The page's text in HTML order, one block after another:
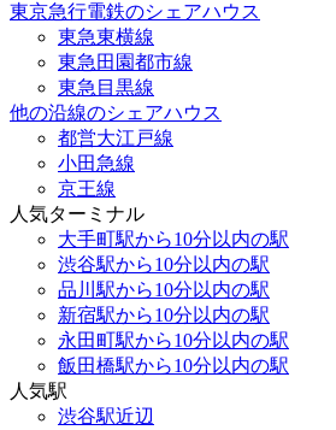
東京急行電鉄のシェアハウス
東急東横線
東急田園都市線
東急目黒線
他の沿線のシェアハウス
都営大江戸線
小田急線
京王線
人気ターミナル
大手町駅から10分以内の駅
渋谷駅から10分以内の駅
品川駅から10分以内の駅
新宿駅から10分以内の駅
永田町駅から10分以内の駅
飯田橋駅から10分以内の駅
人気駅
渋谷駅近辺